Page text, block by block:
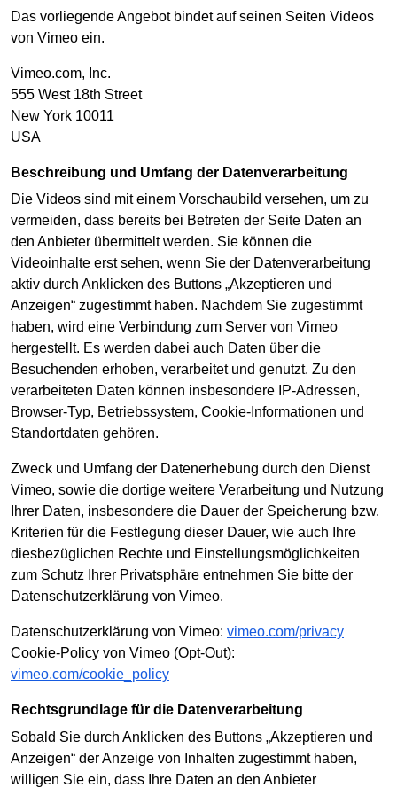
Das vorliegende Angebot bindet auf seinen Seiten Videos
von Vimeo ein.
Vimeo.com, Inc.
555 West 18th Street
New York 10011
USA
Beschreibung und Umfang der Datenverarbeitung
Die Videos sind mit einem Vorschaubild versehen, um zu
vermeiden, dass bereits bei Betreten der Seite Daten an
den Anbieter übermittelt werden. Sie können die
Videoinhalte erst sehen, wenn Sie der Datenverarbeitung
aktiv durch Anklicken des Buttons „Akzeptieren und
Anzeigen“ zugestimmt haben. Nachdem Sie zugestimmt
haben, wird eine Verbindung zum Server von Vimeo
hergestellt. Es werden dabei auch Daten über die
Besuchenden erhoben, verarbeitet und genutzt. Zu den
verarbeiteten Daten können insbesondere IP-Adressen,
Browser-Typ, Betriebssystem, Cookie-Informationen und
Standortdaten gehören.
Zweck und Umfang der Datenerhebung durch den Dienst
Vimeo, sowie die dortige weitere Verarbeitung und Nutzung
Ihrer Daten, insbesondere die Dauer der Speicherung bzw.
Kriterien für die Festlegung dieser Dauer, wie auch Ihre
diesbezüglichen Rechte und Einstellungsmöglichkeiten
zum Schutz Ihrer Privatsphäre entnehmen Sie bitte der
Datenschutzerklärung von Vimeo.
Datenschutzerklärung von Vimeo: vimeo.com/privacy
Cookie-Policy von Vimeo (Opt-Out):
vimeo.com/cookie_policy
Rechtsgrundlage für die Datenverarbeitung
Sobald Sie durch Anklicken des Buttons „Akzeptieren und
Anzeigen“ der Anzeige von Inhalten zugestimmt haben,
willigen Sie ein, dass Ihre Daten an den Anbieter